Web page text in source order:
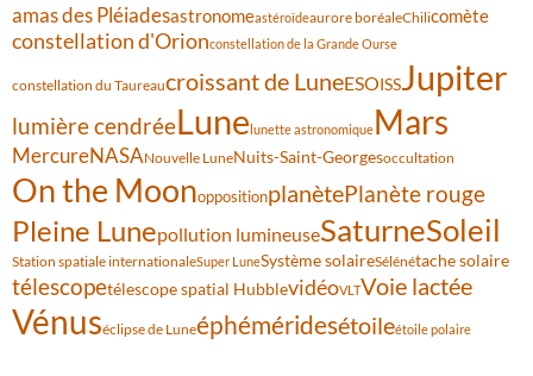
amas des Pléiadesastronomeastéroïdeaurore boréaleChilicomète
constellation d'Orionconstellation de la Grande Ourse
constellation du Taureaucroissant de LuneESOISSJupiter
lumière cendréeLunelunette astronomiqueMars
MercureNASANouvelle LuneNuits-Saint-Georgesoccultation
On the MoonoppositionplanètePlanète rouge
Pleine Lunepollution lumineuseSaturneSoleil
Station spatiale internationaleSuper LuneSystème solaireSélénétache solaire
télescopetélescope spatial HubblevidéoVLTVoie lactée
Vénuséclipse de Luneéphéméridesétoileétoile polaire